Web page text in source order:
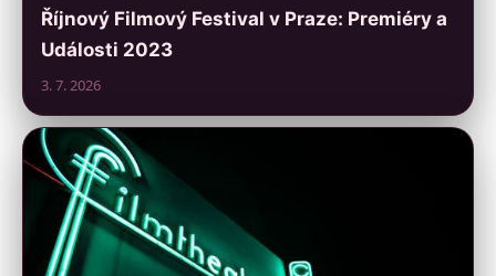
Říjnový Filmový Festival v Praze: Premiéry a
Události 2023
3. 7. 2026